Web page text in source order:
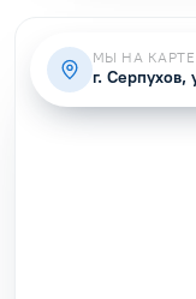
МЫ НА КАРТЕ
г. Серпухов,